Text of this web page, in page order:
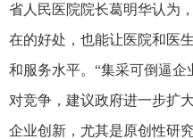
省人民医院院长葛明华认为
在的好处，也能让医院和医
和服务水平。“集采可倒逼
对竞争，建议政府进一步扩
企业创新，尤其是原创性研